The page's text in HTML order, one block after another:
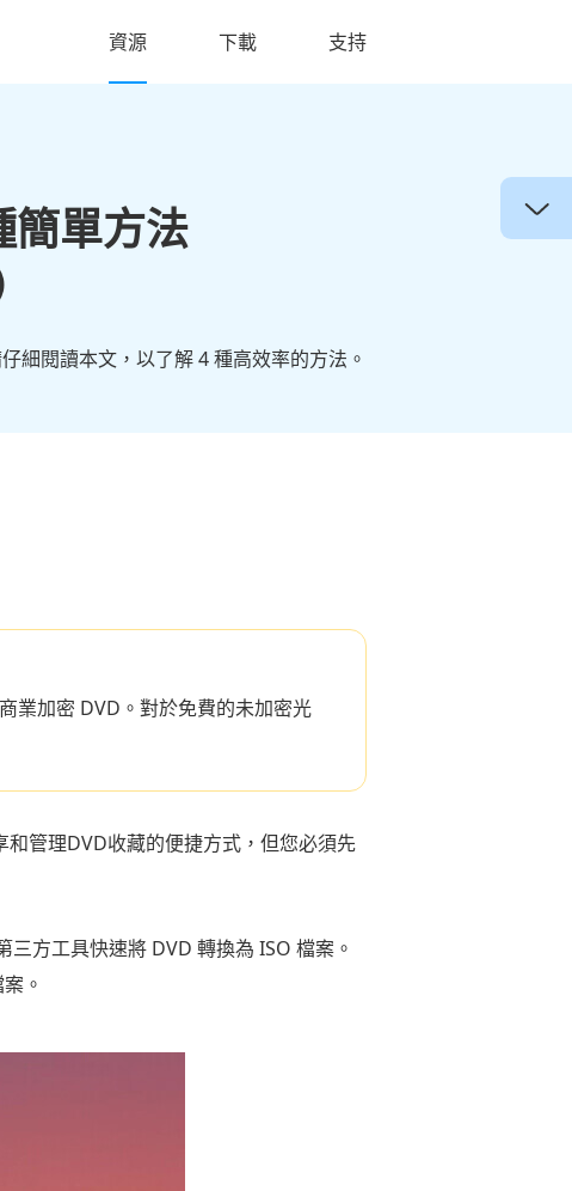
資源 下載 支持
簡單方法
細閱讀本文，以了解 4 種高效率的方法。
業加密 DVD。對於免費的未加密光
管理DVD收藏的便捷方式，但您必須先
方工具快速將 DVD 轉換為 ISO 檔案。
。